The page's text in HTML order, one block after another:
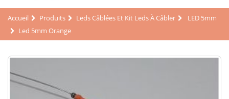
Accueil Produits Leds Câblées Et Kit Leds À Câbler
LED 5mm
Led 5mm Orange